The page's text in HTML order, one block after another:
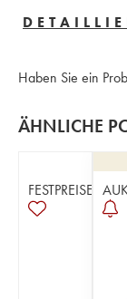
Haben Sie ein
ÄHNLICHE
FESTPREISE